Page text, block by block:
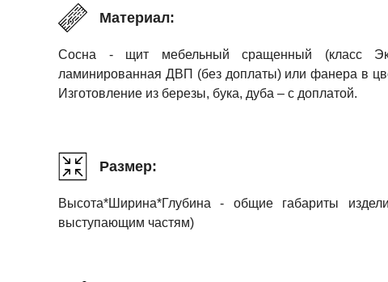
Материал:
Сосна - щит мебельный сращенный (класс
ламинированная ДВП (без доплаты) или фанера в
Изготовление из березы, бука, дуба – с доплатой.
Размер:
Высота*Ширина*Глубина - общие габариты
выступающим частям)